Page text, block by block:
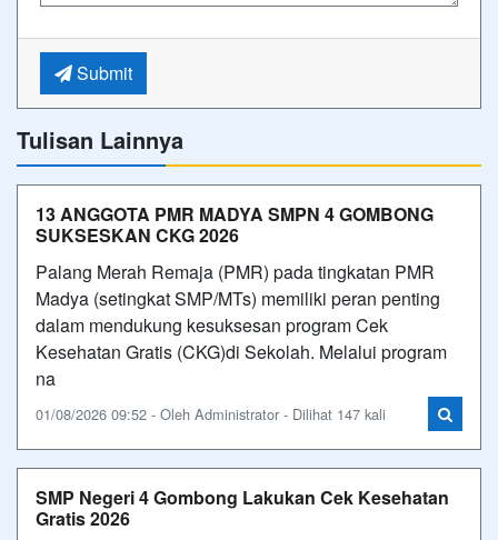
Submit
Tulisan Lainnya
13 ANGGOTA PMR MADYA SMPN 4 GOMBONG
SUKSESKAN CKG 2026
Palang Merah Remaja (PMR) pada tingkatan PMR
Madya (setingkat SMP/MTs) memiliki peran penting
dalam mendukung kesuksesan program Cek
Kesehatan Gratis (CKG)di Sekolah. Melalui program
na
01/08/2026 09:52 - Oleh Administrator - Dilihat 147 kali
SMP Negeri 4 Gombong Lakukan Cek Kesehatan
Gratis 2026